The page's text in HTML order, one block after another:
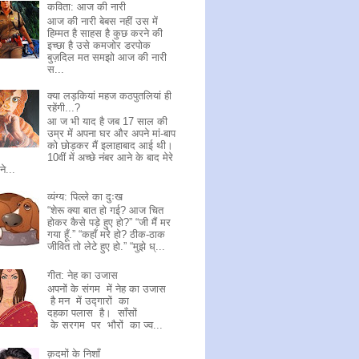
कविता: आज की नारी
आज की नारी बेबस नहीं उस में
हिम्मत है साहस है कुछ करने की
इच्छा है उसे कमजोर डरपोक
बुज़दिल मत समझो आज की नारी
स...
क्या लड़कियां महज कठपुतलियां ही
रहेंगी...?
आ ज भी याद है जब 17 साल की
उम्र में अपना घर और अपने मां-बाप
को छोड़कर मैं इलाहाबाद आई थी।
10वीं में अच्छे नंबर आने के बाद मेरे
ने...
व्यंग्य: पिल्ले का दुःख
“शेरू क्या बात हो गई? आज चित
होकर कैसे पड़े हुए हो?” “जी मैं मर
गया हूँ.” “कहाँ मरे हो? ठीक-ठाक
जीवित तो लेटे हुए हो.” “मुझे ध्...
गीत: नेह का उजास
अपनों के संगम में नेह का उजास
है मन में उद्गारों का
दहका पलास है। साँसों
के सरगम पर भौरों का ज्व...
क़दमों के निशाँ